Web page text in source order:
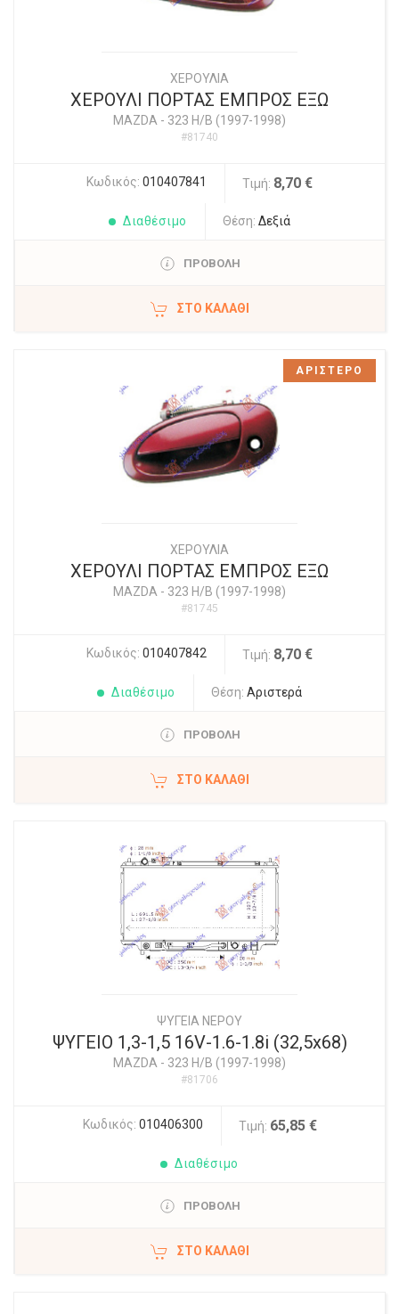
ΧΕΡΟΥΛΙΑ
ΧΕΡΟΥΛΙ ΠΟΡΤΑΣ ΕΜΠΡΟΣ ΕΞΩ
MAZDA - 323 H/B (1997-1998)
#81740
Κωδικός: 010407841 Τιμή: 8,70 €
Διαθέσιμο Θέση: Δεξιά
ΠΡΟΒΟΛΗ
ΣΤΟ ΚΑΛΆΘΙ
ΧΕΡΟΥΛΙΑ
ΧΕΡΟΥΛΙ ΠΟΡΤΑΣ ΕΜΠΡΟΣ ΕΞΩ
MAZDA - 323 H/B (1997-1998)
#81745
Κωδικός: 010407842 Τιμή: 8,70 €
Διαθέσιμο Θέση: Αριστερά
ΠΡΟΒΟΛΗ
ΣΤΟ ΚΑΛΆΘΙ
ΑΡΙΣΤΕΡΟ
ΨΥΓΕΙΑ ΝΕΡΟΥ
ΨΥΓΕΙΟ 1,3-1,5 16V-1.6-1.8i (32,5x68)
MAZDA - 323 H/B (1997-1998)
#81706
Κωδικός: 010406300 Τιμή: 65,85 €
Διαθέσιμο
ΠΡΟΒΟΛΗ
ΣΤΟ ΚΑΛΆΘΙ